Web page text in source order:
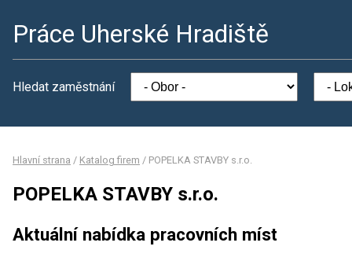
Práce Uherské Hradiště
Hledat zaměstnání
Hlavní strana / Katalog firem / POPELKA STAVBY s.r.o.
POPELKA STAVBY s.r.o.
Aktuální nabídka pracovních míst